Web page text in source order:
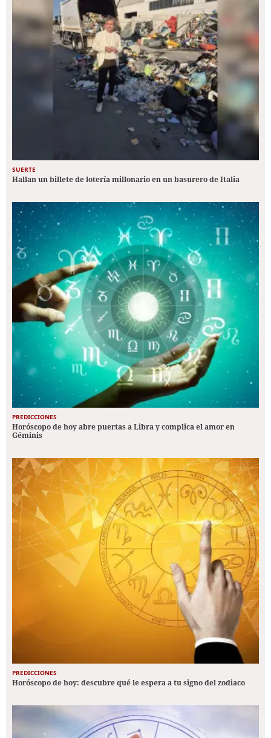
SUERTE
Hallan un billete de lotería millonario en un basurero de Italia
PREDICCIONES
Horóscopo de hoy abre puertas a Libra y complica el amor en
Géminis
PREDICCIONES
Horóscopo de hoy: descubre qué le espera a tu signo del zodiaco